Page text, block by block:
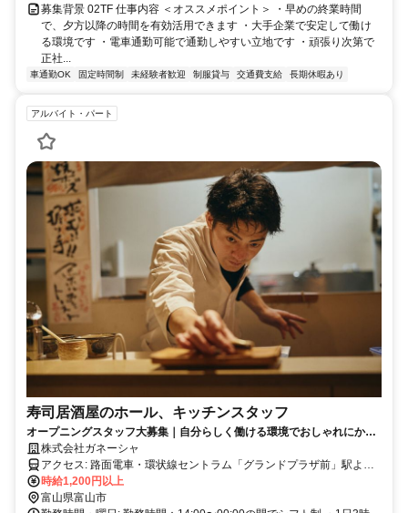
募集背景 02TF 仕事内容 ＜オススメポイント＞ ・早めの終業時間
で、夕方以降の時間を有効活用できます ・大手企業で安定して働け
る環境です ・電車通勤可能で通勤しやすい立地です ・頑張り次第で
正社...
車通勤OK 固定時間制 未経験者歓迎 制服貸与 交通費支給 長期休暇あり
アルバイト・パート
寿司居酒屋のホール、キッチンスタッフ
オープニングスタッフ大募集｜自分らしく働ける環境でおしゃれにかっ
こよく映える
株式会社ガネーシャ
アクセス: 路面電車・環状線セントラム「グランドプラザ前」駅より
徒歩1分・市内電車「西町」駅より徒歩3分
時給1,200円以上
富山県富山市